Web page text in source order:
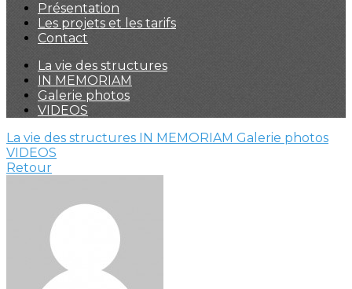
Présentation
Les projets et les tarifs
Contact
La vie des structures
IN MEMORIAM
Galerie photos
VIDEOS
La vie des structures IN MEMORIAM Galerie photos
VIDEOS
Retour